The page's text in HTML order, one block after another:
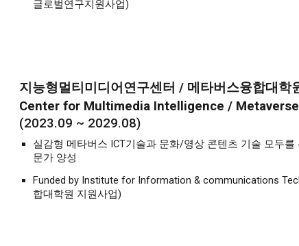
글로벌연구지원사업)
지능형멀티미디어연구센터 / 메타버스융합대학
Center for Multimedia Intelligence /
(2023.09 ~ 2029.08)
실감형 메타버스 ICT기술과 문화/영상 콘텐츠 기술 모두
문가 양성
Funded by Institute for Information & communications
합대학원 지원사업)